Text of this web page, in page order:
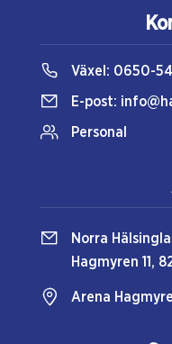
Växel: 0650-
E-post:
Personal
Norra
Hagmyren 11,
Arena